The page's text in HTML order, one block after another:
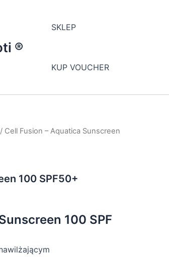
®
SKLEP
KUP VOUCHER
/ Cell Fusion – Aquatica Sunscreen
100 SPF50+
100 SPF